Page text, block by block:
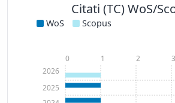
Citati (TC) WoS/
WoS Scopus
2025
2026
0 1 2 3